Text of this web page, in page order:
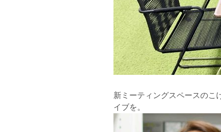
新ミーティングスペースのこ
イブを。